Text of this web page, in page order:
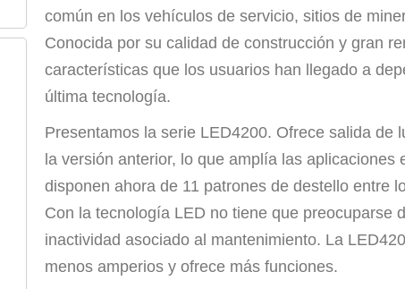
común en los vehículos de servicio, sitios de
Conocida por su calidad de construcción y gran
características que los usuarios han llegado a
última tecnología.
Presentamos la serie LED4200. Ofrece salida de
la versión anterior, lo que amplía las
disponen ahora de 11 patrones de destello entre
Con la tecnología LED no tiene que preocuparse
inactividad asociado al mantenimiento. La
menos amperios y ofrece más funciones.